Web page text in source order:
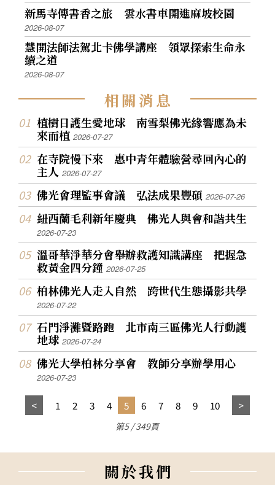
新馬寺傳書香之旅 雲水書車開進麻坡校園
2026-08-07
慧開法師法駕北卡佛學講座 領眾探索生命永
續之道
2026-08-07
相關消息
植樹日護生愛地球 南雪梨佛光緣響應為未
來而植2026-07-27
在寺院慢下來 惠中青年體驗營尋回內心的
主人2026-07-27
佛光會理監事會議 弘法成果豐碩2026-07-26
紐西蘭毛利新年慶典 佛光人與會和諧共生
2026-07-23
溫哥華淨華分會舉辦救護知識講座 把握急
救黃金四分鐘2026-07-25
柏林佛光人走入自然 跨世代生態攝影共學
2026-07-22
石門淨灘暨路跑 北市南三區佛光人行動護
地球2026-07-24
佛光大學柏林分享會 教師分享辦學用心
2026-07-23
1 2 3 4 5 6 7 8 9 10
第5 / 349頁
關於我們